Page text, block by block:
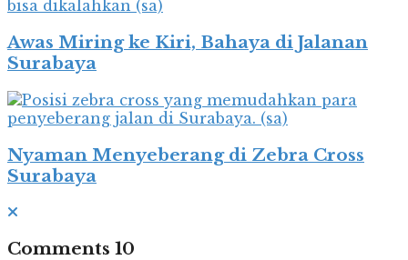
Awas Miring ke Kiri, Bahaya di Jalanan
Surabaya
Nyaman Menyeberang di Zebra Cross
Surabaya
Comments 10